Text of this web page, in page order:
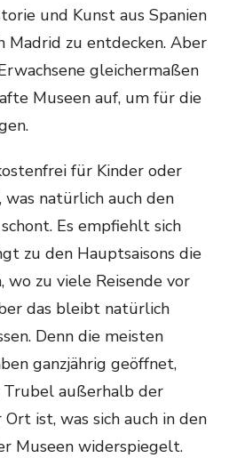
und Kunst aus Spanien
Madrid zu entdecken. Aber
gleichermaßen
Museen auf, um für die
für Kinder oder
natürlich auch den
Es empfiehlt sich
zu den Hauptsaisons die
wo zu viele Reisende vor
das bleibt natürlich
Denn die meisten
ganzjährig geöffnet,
Trubel außerhalb der
ist, was sich auch in den
Museen widerspiegelt.